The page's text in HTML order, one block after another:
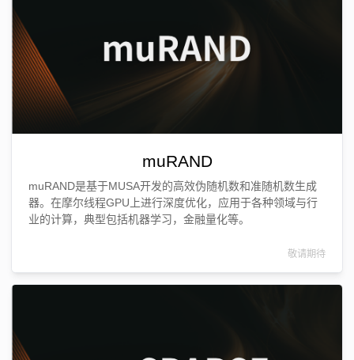
muRAND
muRAND是基于MUSA开发的高效伪随机数和准随机数生成
器。在摩尔线程GPU上进行深度优化，应用于各种领域与行
业的计算，典型包括机器学习，金融量化等。
敬请期待